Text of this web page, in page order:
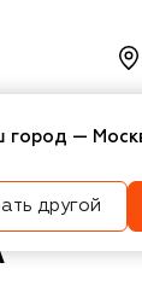
город —
другой